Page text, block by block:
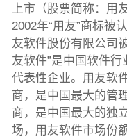
上市（股票简称：用
2002年“用友”商标被
友软件股份有限公司
友软件”是中国软件
代表性企业。用友软
商，是中国最大的管
商，是中国最大的独
场，用友软件市场份